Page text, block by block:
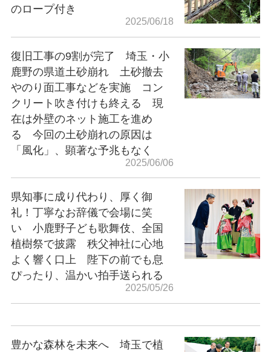
のロープ付き
2025/06/18
復旧工事の9割が完了 埼玉・小
鹿野の県道土砂崩れ 土砂撤去
やのり面工事などを実施 コン
クリート吹き付けも終える 現
在は外壁のネット施工を進め
る 今回の土砂崩れの原因は
「風化」、顕著な予兆もなく
2025/06/06
県知事に成り代わり、厚く御
礼！丁寧なお辞儀で会場に笑
い 小鹿野子ども歌舞伎、全国
植樹祭で披露 秩父神社に心地
よく響く口上 陛下の前でも息
ぴったり、温かい拍手送られる
2025/05/26
豊かな森林を未来へ 埼玉で植